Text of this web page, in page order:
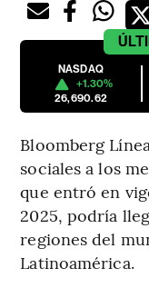
NASDAQ
+1.30%
26,690.62
Bloomberg
sociales a los
que entró en
2025, podría
regiones del
Latinoamérica.